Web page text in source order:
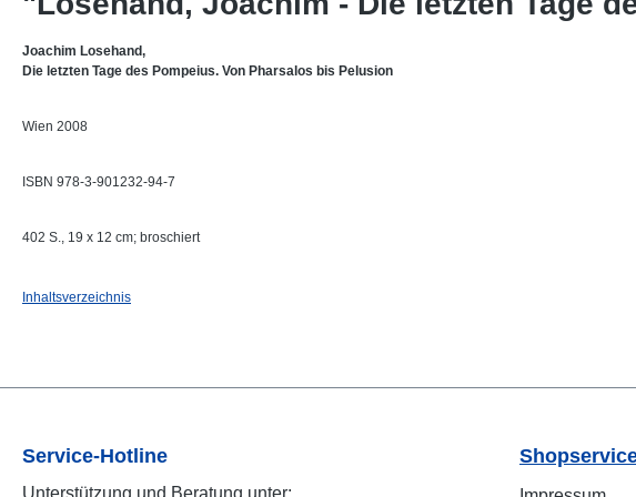
Joachim Losehand,
Die letzten Tage des Pompeius. Von Pharsalos bis Pelusion
Wien 2008
ISBN 978-3-901232-94-7
402 S., 19 x 12 cm; broschiert
Inhaltsverzeichnis
Service-Hotline
Unterstützung und Beratung unter: